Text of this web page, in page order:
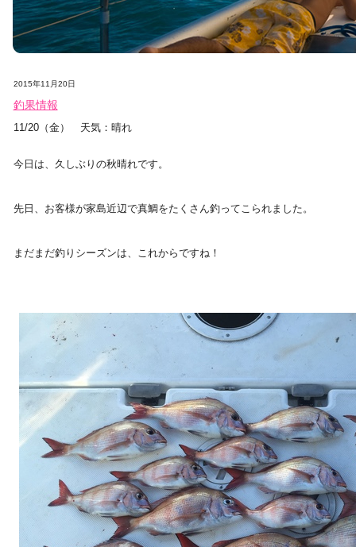
2015年11月20日
釣果情報
11/20（金） 天気：晴れ
今日は、久しぶりの秋晴れです。
先日、お客様が家島近辺で真鯛をたくさん釣ってこられました。
まだまだ釣りシーズンは、これからですね！